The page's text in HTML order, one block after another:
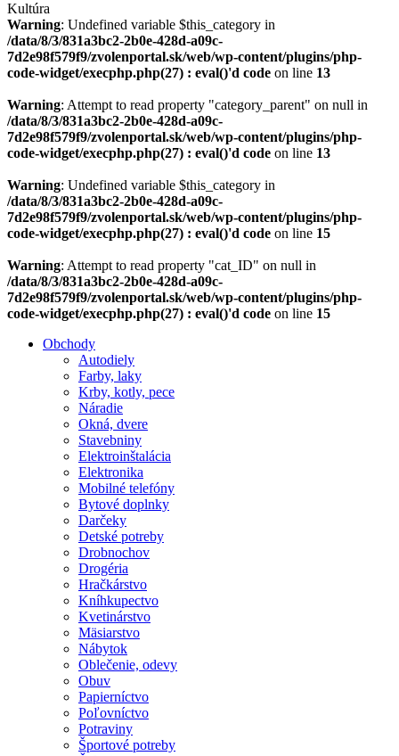
Kultúra
Warning: Undefined variable $this_category in
/data/8/3/831a3bc2-2b0e-428d-a09c-
7d2e98f579f9/zvolenportal.sk/web/wp-content/plugins/php-
code-widget/execphp.php(27) : eval()'d code on line 13
Warning: Attempt to read property "category_parent" on null in
/data/8/3/831a3bc2-2b0e-428d-a09c-
7d2e98f579f9/zvolenportal.sk/web/wp-content/plugins/php-
code-widget/execphp.php(27) : eval()'d code on line 13
Warning: Undefined variable $this_category in
/data/8/3/831a3bc2-2b0e-428d-a09c-
7d2e98f579f9/zvolenportal.sk/web/wp-content/plugins/php-
code-widget/execphp.php(27) : eval()'d code on line 15
Warning: Attempt to read property "cat_ID" on null in
/data/8/3/831a3bc2-2b0e-428d-a09c-
7d2e98f579f9/zvolenportal.sk/web/wp-content/plugins/php-
code-widget/execphp.php(27) : eval()'d code on line 15
Obchody
Autodiely
Farby, laky
Krby, kotly, pece
Náradie
Okná, dvere
Stavebniny
Elektroinštalácia
Elektronika
Mobilné telefóny
Bytové doplnky
Darčeky
Detské potreby
Drobnochov
Drogéria
Hračkárstvo
Kníhkupectvo
Kvetinárstvo
Mäsiarstvo
Nábytok
Oblečenie, odevy
Obuv
Papierníctvo
Poľovníctvo
Potraviny
Športové potreby